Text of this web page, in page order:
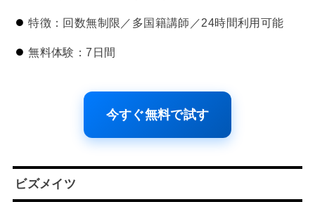
特徴：回数無制限／多国籍講師／24時間利用可能
無料体験：7日間
今すぐ無料で試す
ビズメイツ